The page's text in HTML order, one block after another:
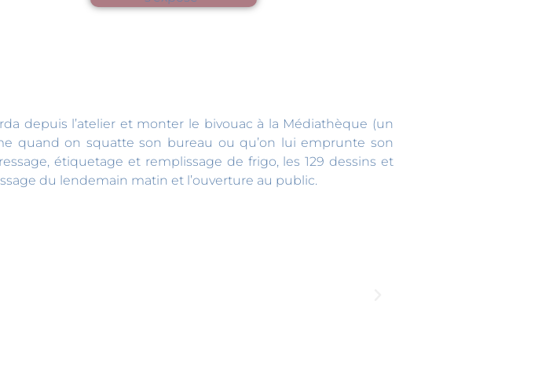
depuis l’atelier et monter le bivouac à la Médiathèque (un
quand on squatte son bureau ou qu’on lui emprunte son
étiquetage et remplissage de frigo, les 129 dessins et
du lendemain matin et l’ouverture au public.